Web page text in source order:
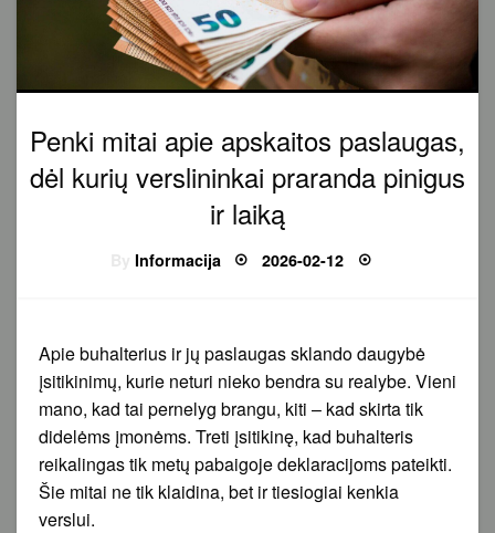
Penki mitai apie apskaitos paslaugas,
dėl kurių verslininkai praranda pinigus
ir laiką
Informacija Posted
on
2026-02-12
Apie buhalterius ir jų paslaugas sklando daugybė
įsitikinimų, kurie neturi nieko bendra su realybe. Vieni
mano, kad tai pernelyg brangu, kiti – kad skirta tik
didelėms įmonėms. Treti įsitikinę, kad buhalteris
reikalingas tik metų pabaigoje deklaracijoms pateikti.
Šie mitai ne tik klaidina, bet ir tiesiogiai kenkia
verslui.